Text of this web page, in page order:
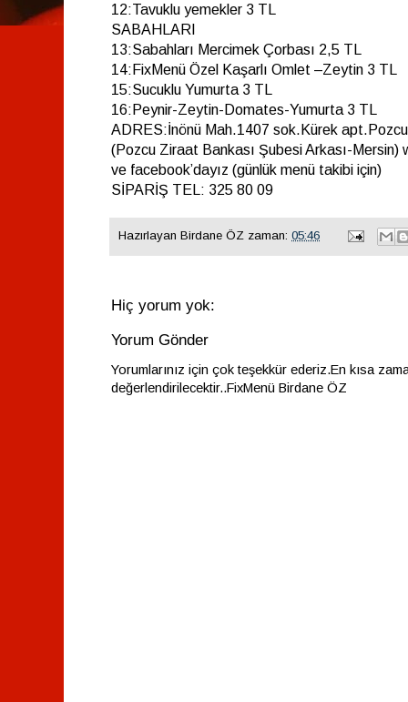
12:Tavuklu yemekler 3 TL
SABAHLARI
13:Sabahları Mercimek Çorbası 2,5 TL
14:FixMenü Özel Kaşarlı Omlet –Zeytin 3 TL
15:Sucuklu Yumurta 3 TL
16:Peynir-Zeytin-Domates-Yumurta 3 TL
ADRES:İnönü Mah.1407 sok.Kürek
(Pozcu Ziraat Bankası Şubesi Arkası-
ve facebook’dayız (günlük menü takibi için)
SİPARİŞ TEL: 325 80 09
Hazırlayan Birdane ÖZ zaman: 05:46
Hiç yorum yok:
Yorum Gönder
Yorumlarınız için çok teşekkür ederiz.En kısa
değerlendirilecektir..FixMenü Birdane ÖZ